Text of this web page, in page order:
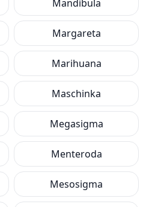
Mandibula
Margareta
Marihuana
Maschinka
Megasigma
Menteroda
Mesosigma